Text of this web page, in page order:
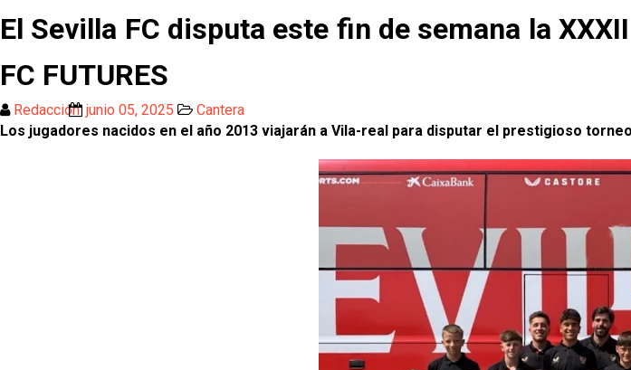
El Sevilla FC disputa este fin de semana la
FC FUTURES
Redacción junio 05, 2025
Cantera
Los jugadores nacidos en el año 2013 viajarán a Vila-real para disputar el prestigioso